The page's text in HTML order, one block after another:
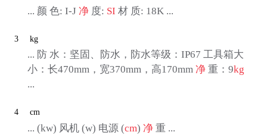
... 颜 色: I-J 净度: SI 材 质: 18K ...
3 kg
... 防 水：坚固、防水，防水等级：IP67 工具箱大
小：长470mm，宽370mm，高170mm 净重：9kg
...
4 cm
... (kw) 风机 (w) 电源 (cm) 净重 ...